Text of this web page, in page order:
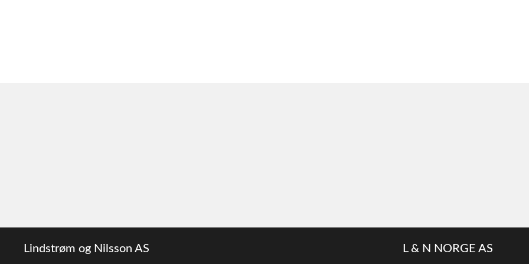
Lindstrøm og Nilsson AS L & N NORGE AS